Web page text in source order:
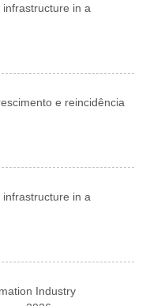
in a
e reincidência
in a
Industry